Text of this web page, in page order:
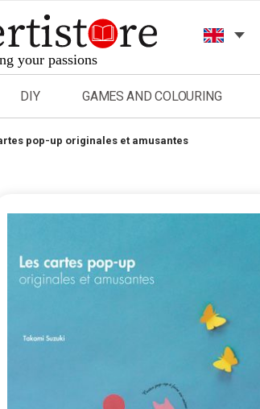
DIY GAMES AND COLOURING
pop-up originales et amusantes